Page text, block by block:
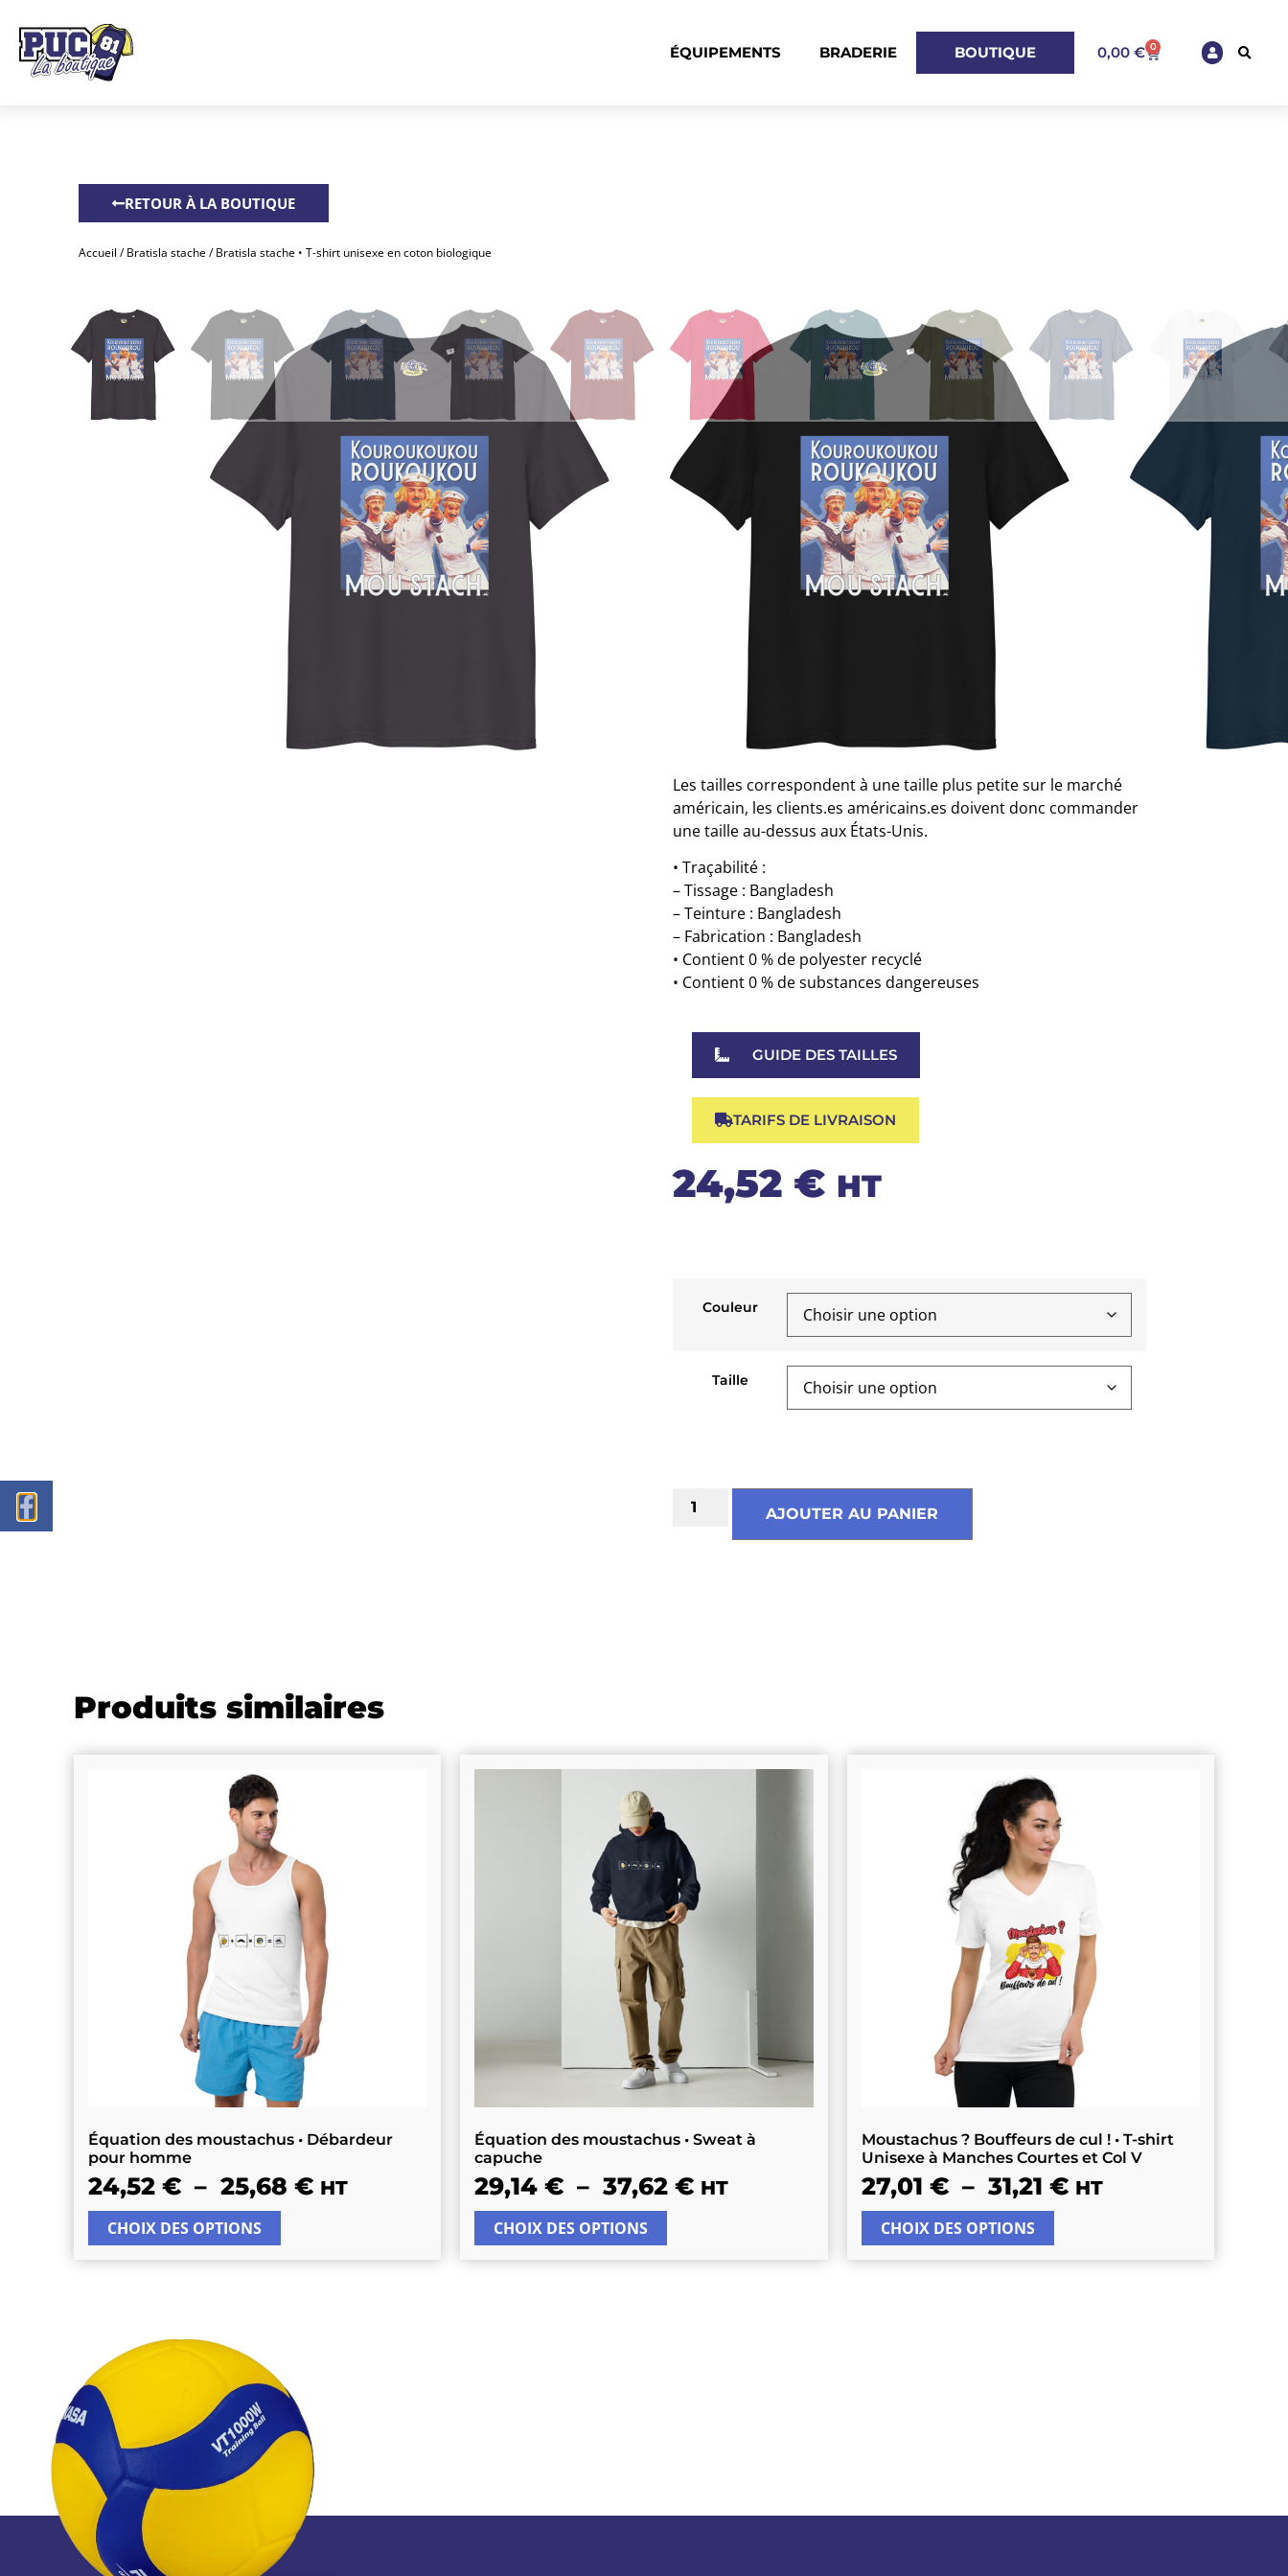
ÉQUIPEMENTS BRADERIE BOUTIQUE 0,00€ 0
RETOUR À LA BOUTIQUE
Accueil /Bratisla stache/ Bratisla stache • T-shirt unisexe en coton biologique
Bratisla stache • T-
shirt unisexe en coton
biologique
Fabriqué à 100 % en coton biologique filé à l’anneau, ce t-shirt
unisexe est un incontournable. Il est de haute qualité, super
confortable et cerise sur le gâteau : écologique.
• 100 % coton biologique filé à l’anneau
• Poids du tissu : 180 g/m² (5,3 oz/yd²)
• Jersey simple
• Coupe moyenne
• Côte 1 × 1 au col
• Surpiqûre double large sur les ourlets des manches et du bas
• Bande d’encolure en tissu assorti (intérieur, arrière du cou)
• Produit vierge provenant du Bangladesh
Les tailles correspondent à une taille plus petite sur le marché
américain, les clients.es américains.es doivent donc commander
une taille au-dessus aux États-Unis.
• Traçabilité :
– Tissage : Bangladesh
– Teinture : Bangladesh
– Fabrication : Bangladesh
• Contient 0 % de polyester recyclé
• Contient 0 % de substances dangereuses
GUIDE DES TAILLES
TARIFS DE LIVRAISON
24,52 € HT
Couleur
Taille
AJOUTER AU PANIER
Produits similaires
Équation des moustachus • Débardeur
pour homme
24,52€ – 25,68€ HT
CHOIX DES OPTIONS
Équation des moustachus • Sweat à
capuche
29,14€ – 37,62€ HT
CHOIX DES OPTIONS
Moustachus ? Bouffeurs de cul ! • T-shirt
Unisexe à Manches Courtes et Col V
27,01 € – 31,21 € HT
CHOIX DES OPTIONS